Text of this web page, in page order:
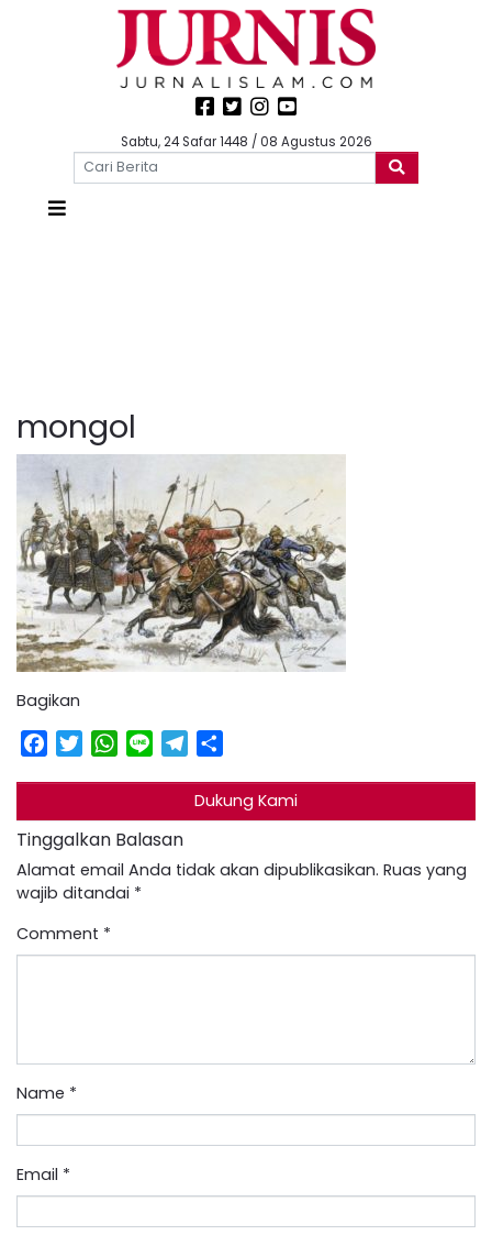
Sabtu, 24 Safar 1448 / 08 Agustus 2026
mongol
Bagikan
Facebook
TwitterWhatsApp
Line Telegram
Dukung Kami
Tinggalkan Balasan
Alamat email Anda tidak akan dipublikasikan. Ruas yang
wajib ditandai *
Comment *
Name *
Email *